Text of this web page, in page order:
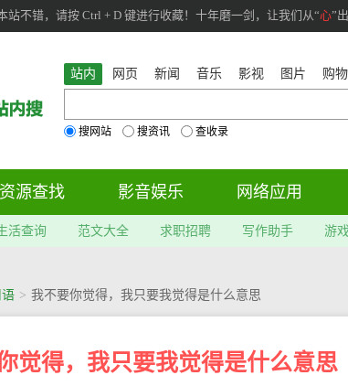
不错，请按 Ctrl + D 键进行收藏！十年磨一剑，让我们从“心”
站内 网页 新闻 音乐 影视 图片 购物
搜网站 搜资讯 查收录
资源查找 影音娱乐 网络应用
活查询 范文大全 求职招聘 写作助手 游
> 我不要你觉得，我只要我觉得是什么意思
觉得，我只要我觉得是什么意思